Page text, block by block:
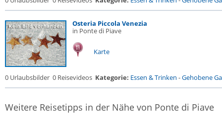
Osteria Piccola Venezia
in Ponte di Piave
Karte
0 Urlaubsbilder 0 Reisevideos Kategorie: Essen & Trinken -Gehobene
Weitere Reisetipps in der Nähe von Ponte di Piave